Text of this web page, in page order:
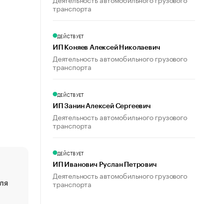
«От спорта тело стареет иначе». Как живет глава
создавшей GTA
транспорта
ДЕЙСТВУЕТ
ИП Коняев Алексей Николаевич
Деятельность автомобильного грузового
транспорта
ДЕЙСТВУЕТ
ИП Занин Алексей Сергеевич
Деятельность автомобильного грузового
транспорта
ДЕЙСТВУЕТ
ИП Иванович Руслан Петрович
Деятельность автомобильного грузового
транспорта